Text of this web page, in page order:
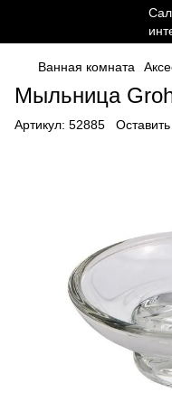
Ванная комната
Мыльница
Артикул: 52885